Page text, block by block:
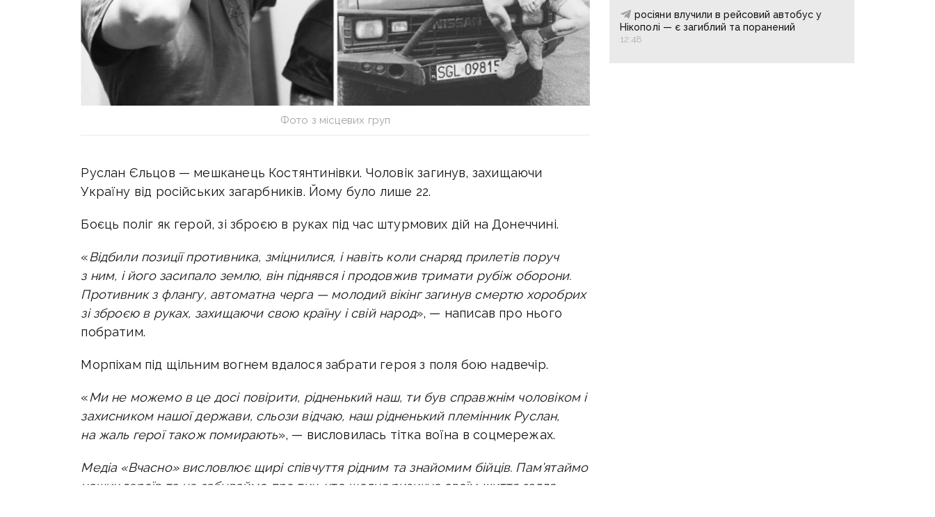
Фото з місцевих груп
Руслан Єльцов — мешканець Костянтинівки. Чоловік загинув, захищаючи
Україну від російських загарбників. Йому було лише 22.
Боєць поліг як герой, зі зброєю в руках під час штурмових дій на Донеччині.
«Відбили позиції противника, зміцнилися, і навіть коли снаряд прилетів поруч
з ним, і його засипало землю, він піднявся і продовжив тримати рубіж оборони.
Противник з флангу, автоматна черга — молодий вікінг загинув смертю хоробрих
зі зброєю в руках, захищаючи свою країну і свій народ», — написав про нього
побратим.
Морпіхам під щільним вогнем вдалося забрати героя з поля бою надвечір.
«Ми не можемо в це досі повірити, рідненький наш, ти був справжнім чоловіком і
захисником нашої держави, сльози відчаю, наш рідненький племінник Руслан,
на жаль герої також помирають», — висловилась тітка воїна в соцмережах.
Медіа «Вчасно» висловлює щирі співчуття рідним та знайомим бійців. Пам’ятаймо
наших героїв та не забуваймо про тих, хто щодня ризикує своїм життя задля
росіяни влучили в рейсовий автобус у
Нікополі — є загиблий та поранений
12:48